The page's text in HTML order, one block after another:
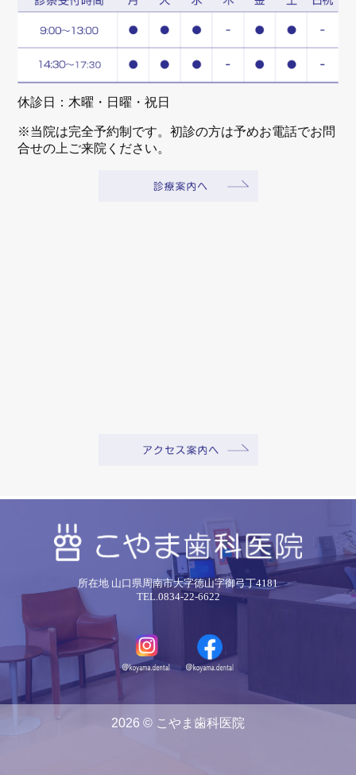
休診日：木曜・日曜・祝日
※当院は完全予約制です。初診の方は予めお電話でお問
合せの上ご来院ください。
所在地 山口県周南市大字徳山字御弓丁4181
TEL.0834-22-6622
2026 © こやま歯科医院